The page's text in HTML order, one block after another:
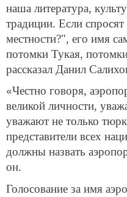
наша литература,
традиции. Если
местности?", его имя
потомки Тукая,
рассказал Данил
«Честно говоря,
великой личности,
уважают не только
представители всех
должны назвать
он.
Голосование за имя